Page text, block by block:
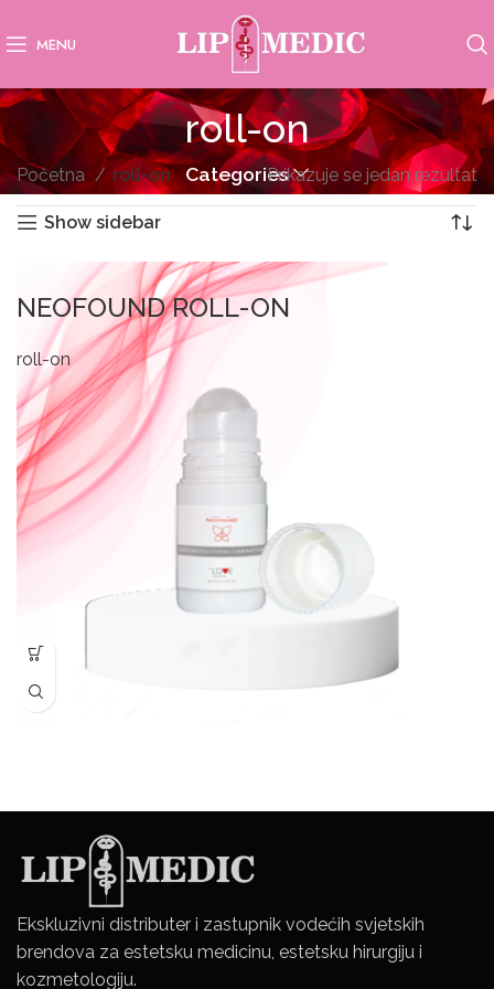
MENU
roll-on
Categories
Početna roll-on Prikazuje se jedan rezultat
Show sidebar
NEOFOUND ROLL-ON
roll-on
Ekskluzivni distributer i zastupnik vodećih svjetskih
brendova za estetsku medicinu, estetsku hirurgiju i
kozmetologiju.